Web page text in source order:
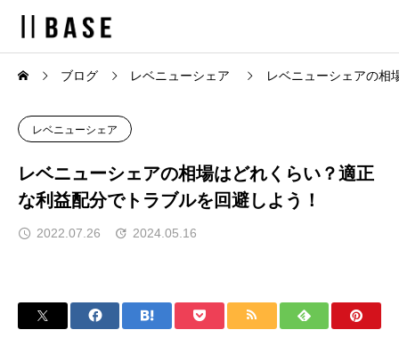
ブログ レベニューシェア レベニューシェアの相
レベニューシェア
レベニューシェアの相場はどれくらい？適正
な利益配分でトラブルを回避しよう！
2022.07.26 2024.05.16